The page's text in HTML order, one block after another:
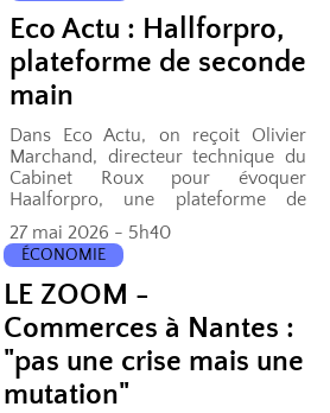
Eco Actu : Hallforpro,
plateforme de seconde
main
Dans Eco Actu, on reçoit Olivier
Marchand, directeur technique du
Cabinet Roux pour évoquer
Haalforpro, une plateforme de
seconde main dédiée aux machines
industrielles.
27 mai 2026 - 5h40
ÉCONOMIE
LE ZOOM -
Commerces à Nantes :
"pas une crise mais une
mutation"